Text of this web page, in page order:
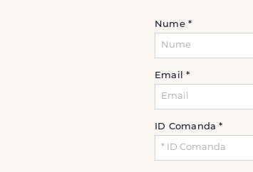
Nume*
Email*
ID Comanda*